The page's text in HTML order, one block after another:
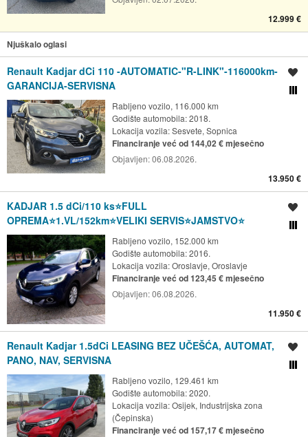
12.999 €
Njuškalo oglasi
Renault Kadjar dCi 110 -AUTOMATIC-"R-LINK"-116000km-
GARANCIJA-SERVISNA
Rabljeno vozilo, 116.000 km
Godište automobila: 2018.
Lokacija vozila:Sesvete, Sopnica
Financiranje već od 144,02 € mjesečno
Objavljen:06.08.2026.
13.950 €
KADJAR 1.5 dCi/110 ks⭐FULL
OPREMA⭐1.VL/152km⭐VELIKI SERVIS⭐JAMSTVO⭐️
Rabljeno vozilo, 152.000 km
Godište automobila: 2016.
Lokacija vozila:Oroslavje, Oroslavje
Financiranje već od 123,45 € mjesečno
Objavljen:06.08.2026.
11.950 €
Renault Kadjar 1.5dCi LEASING BEZ UČEŠĆA, AUTOMAT,
PANO, NAV, SERVISNA
Rabljeno vozilo, 129.461 km
Godište automobila: 2020.
Lokacija vozila:Osijek, Industrijska zona
(Čepinska)
Financiranje već od 157,17 € mjesečno